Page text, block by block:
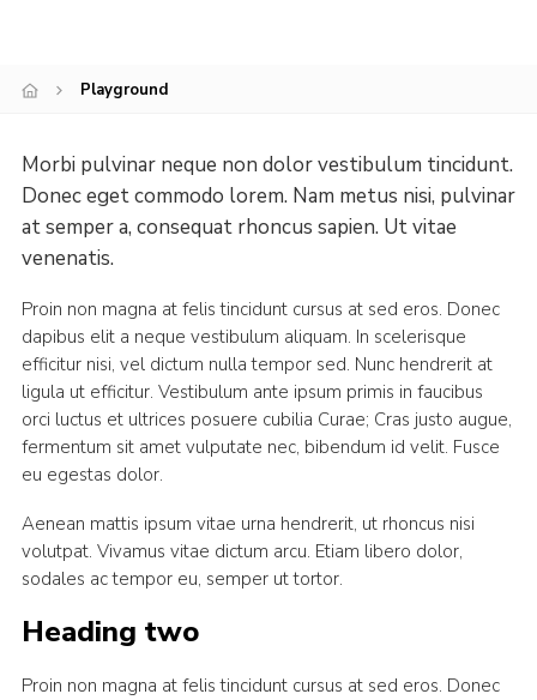
Playground
Morbi pulvinar neque non dolor vestibulum tincidunt.
Donec eget commodo lorem. Nam metus nisi, pulvinar
at semper a, consequat rhoncus sapien. Ut vitae
venenatis.
Proin non magna at felis tincidunt cursus at sed eros. Donec
dapibus elit a neque vestibulum aliquam. In scelerisque
efficitur nisi, vel dictum nulla tempor sed. Nunc hendrerit at
ligula ut efficitur. Vestibulum ante ipsum primis in faucibus
orci luctus et ultrices posuere cubilia Curae; Cras justo augue,
fermentum sit amet vulputate nec, bibendum id velit. Fusce
eu egestas dolor.
Aenean mattis ipsum vitae urna hendrerit, ut rhoncus nisi
volutpat. Vivamus vitae dictum arcu. Etiam libero dolor,
sodales ac tempor eu, semper ut tortor.
Heading two
Proin non magna at felis tincidunt cursus at sed eros. Donec